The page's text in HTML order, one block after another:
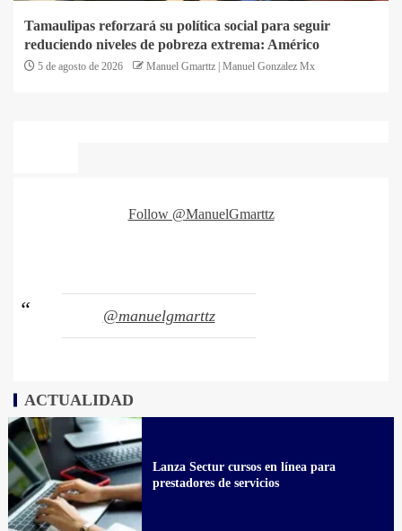
Tamaulipas reforzará su política social para seguir
reduciendo niveles de pobreza extrema: Américo
5 de agosto de 2026 Manuel Gmarttz | Manuel Gonzalez Mx
Follow @ManuelGmarttz
@manuelgmarttz
ACTUALIDAD
Lanza Sectur cursos en línea para
prestadores de servicios